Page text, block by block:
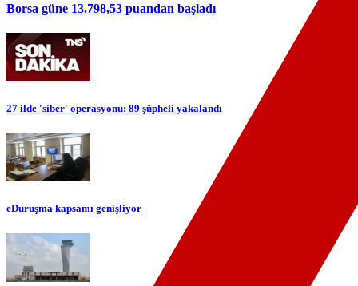
Borsa güne 13.798,53 puandan başladı
27 ilde 'siber' operasyonu: 89 şüpheli yakalandı
eDuruşma kapsamı genişliyor